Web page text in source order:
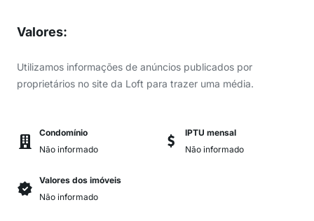
Valores:
Utilizamos informações de anúncios publicados por
proprietários no site da Loft para trazer uma média.
Condomínio
Não informado
IPTU mensal
Não informado
Valores dos imóveis
Não informado